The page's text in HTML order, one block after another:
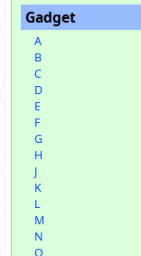
Gadget
A
B
C
D
E
F
G
H
J
K
L
M
N
O